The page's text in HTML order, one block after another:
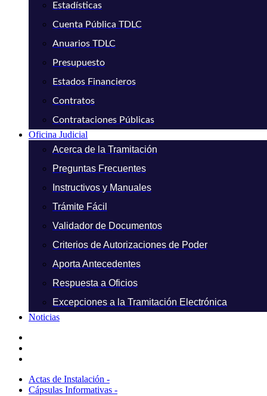
Estadísticas
Cuenta Pública TDLC
Anuarios TDLC
Presupuesto
Estados Financieros
Contratos
Contrataciones Públicas
Oficina Judicial
Acerca de la Tramitación
Preguntas Frecuentes
Instructivos y Manuales
Trámite Fácil
Validador de Documentos
Criterios de Autorizaciones de Poder
Aporta Antecedentes
Respuesta a Oficios
Excepciones a la Tramitación Electrónica
Noticias
Actas de Instalación -
Cápsulas Informativas -